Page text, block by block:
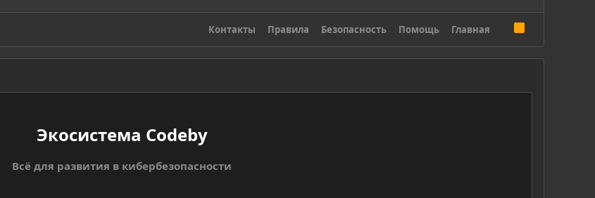
Контакты Правила Безопасность Помощь Главная
S
Экосистема Codeby
Всё для развития в кибербезопасности